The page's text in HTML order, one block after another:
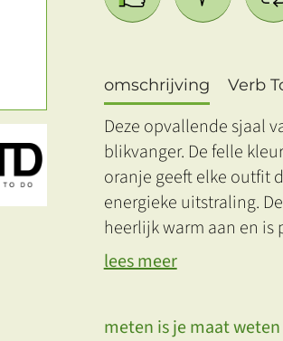
omschrijving Verb
Deze opvallende sjaal
blikvanger. De felle
oranje geeft elke outfit
energieke uitstraling.
heerlijk warm aan en is
lees meer
meten is je maat weten